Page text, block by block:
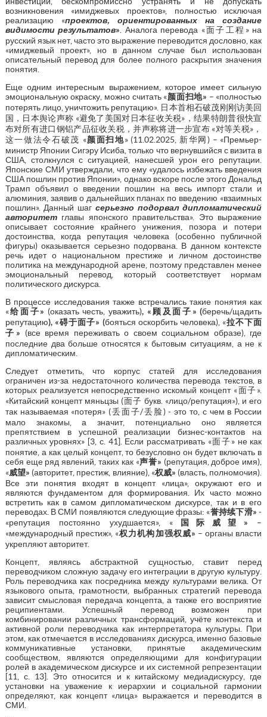
возникновения «имиджевых проектов», полностью исключая
реализацию «проектов, ориентированных на создание
видимости результатов» . Аналога перевода «面子工程» на
русский язык нет, часто это выражение переводится дословно, как
«имиджевый проект», но в данном случае был использован
описательный перевод для более полного раскрытия значения
понятия.
Еще одним интересным выражением, которое имеет сильную
эмоциональную окраску, можно считать «颜面扫地» – «полностью
потерять лицо, уничтожить репутацию». 日本首相石破茂刚刚访美回
国，日本舆论声称 «避免了美国对日本征收关税»，结果特朗普很快宣
布对所有进口钢铝产品征收关税，并声称将进一步宣布 «对等关税»，
这一做法令石破茂 «颜面扫地» (11.02.2025, 新华网) – «Премьер-
министр Японии Сигэру Исиба, только что вернувшийся с визита в
США, столкнулся с ситуацией, нанесшей урон его репутации.
Японские СМИ утверждали, что ему «удалось избежать введения
США пошлин против Японии», однако вскоре после этого Дональд
Трамп объявил о введении пошлин на весь импорт стали и
алюминия, заявив о дальнейших планах по введению «взаимных
пошлин». Данный шаг серьезно подорвал дипломатический
авторитетглавы японского правительства». Это выражение
описывает состояние крайнего унижения, позора и потери
достоинства, когда репутация человека (особенно публичной
фигуры) оказывается серьезно подорвана. В данном контексте
речь идет о национальном престиже и личном достоинстве
политика на международной арене, поэтому представлен менее
эмоциональный перевод, который соответствует нормам
политического дискурса.
В процессе исследования также встречались такие понятия как
«给面子» (оказать честь, уважить), « 顾及面子 » (беречь/щадить
репутацию), «碍于面子» (бояться оскорбить человека), «拉不下面
子 » (все время переживать о своем социальном образе), где
последние два больше относятся к бытовым ситуациям, а не к
дипломатическим.
Следует отметить, что корпус статей для исследования
ограничен из-за недостаточного количества перевода текстов, в
которых реализуется непосредственно искомый концепт «面子».
«Китайский концепт мяньцзы (面子 букв. «лицо/репутация»), и его
так называемая «потеря» (丢面子/丢脸) ‒ это то, с чем в России
мало знакомы, а значит, потенциально оно является
препятствием в успешной реализации бизнес-контактов на
различных уровнях» [3, с. 41]. Если рассматривать «面子» не как
понятие, а как целый концепт, то безусловно он будет включать в
себя еще ряд явлений, таких как «声誉» (репутация, доброе имя),
«威望» (авторитет, престиж, влияние), «权威» (власть, полномочия).
Все эти понятия входят в концепт «лица», окружают его и
являются фундаментом для формирования. Их часто можно
встретить как в самом дипломатическом дискурсе, так и в его
переводах. В СМИ появляются следующие фразы: «誉持续下滑»‒
«репутация постоянно ухудшается», « 国际威望 » –
«международный престиж», «权力机构加强权威» – органы власти
укрепляют авторитет.
Концепт, являясь абстрактной сущностью, ставит перед
переводчиком сложную задачу его интеграции в другую культуру.
Роль переводчика как посредника между культурами велика. От
языкового опыта, грамотности, выбранных стратегий перевода
зависит смысловая передача концепта, а также его восприятие
реципиентами. Успешный перевод возможен при
комбинировании различных трансформаций, учёте контекста и
активной роли переводчика как интерпретатора культуры. При
этом, как отмечается в исследованиях дискурса, именно базовые
коммуникативные установки, принятые академическим
сообществом, являются определяющими для конфигурации
ролей в академическом дискурсе и их системной репрезентации
[11, с. 13]. Это относится и к китайскому медиадискурсу, где
установки на уважение к иерархии и социальной гармонии
определяют, как концепт «лица» выражается и переводится в
СМИ.